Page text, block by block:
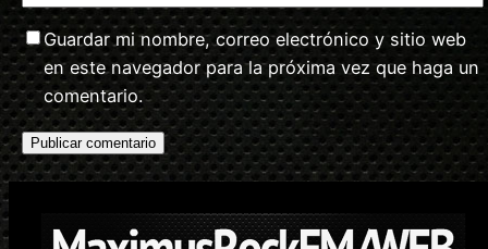
Guardar mi nombre, correo electrónico y sitio web
en este navegador para la próxima vez que haga un
comentario.